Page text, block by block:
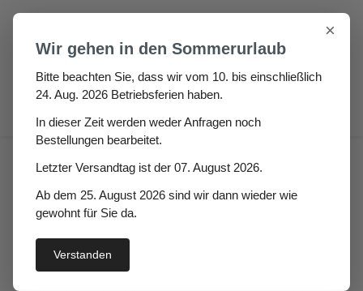
Zum Hauptinhalt springen
Ihr Dichtungs-Shop online
– Super Dicht
Von Tür- und Fensterdichtungen bis hin zu
Spezialprofilen – finden Sie schnell die richtige
×
Wir gehen in den Sommerurlaub
Bitte beachten Sie, dass wir vom 10. bis einschließlich
24. Aug. 2026 Betriebsferien haben.
In dieser Zeit werden weder Anfragen noch
Bestellungen bearbeitet.
Letzter Versandtag ist der 07. August 2026.
Ab dem 25. August 2026 sind wir dann wieder wie
gewohnt für Sie da.
Verstanden